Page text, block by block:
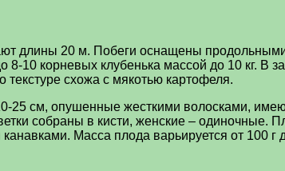
длины 20 м. Побеги оснащены
10 корневых клубенька массой до 10 кг. В
текстуре схожа с мякотью картофеля.
25 см, опушенные жесткими волосками,
собраны в кисти, женские – одиночные.
Масса плода варьируется от 100 г